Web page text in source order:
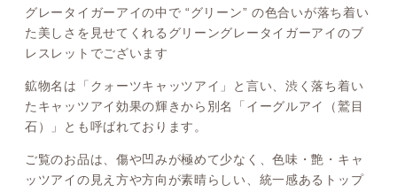
グレータイガーアイの中で “グリーン” の色合いが落ち着い
た美しさを見せてくれるグリーングレータイガーアイのブ
レスレットでございます
鉱物名は「クォーツキャッツアイ」と言い、渋く落ち着い
たキャッツアイ効果の輝きから別名「イーグルアイ（鷲目
石）」とも呼ばれております。
ご覧のお品は、傷や凹みが極めて少なく、色味・艶・キャ
ッツアイの見え方や方向が素晴らしい、統一感あるトップ